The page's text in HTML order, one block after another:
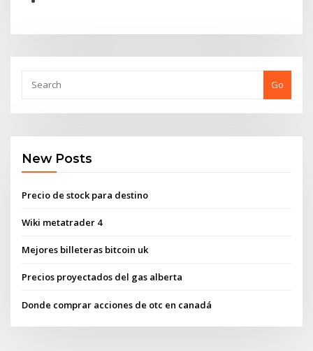
Go
New Posts
Precio de stock para destino
Wiki metatrader 4
Mejores billeteras bitcoin uk
Precios proyectados del gas alberta
Donde comprar acciones de otc en canadá